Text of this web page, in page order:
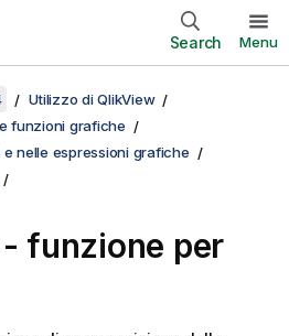
Search Menu
Utilizzo di QlikView
funzioni grafiche
nelle espressioni grafiche
- funzione per